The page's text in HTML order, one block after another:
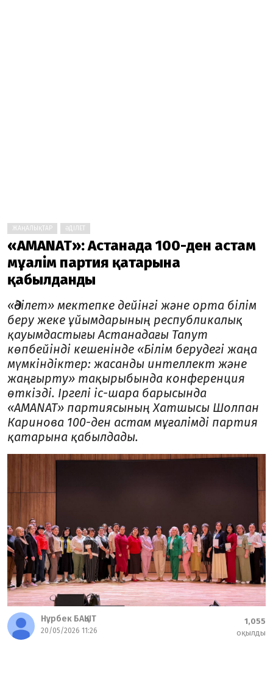
ЖАҢАЛЫҚТАР ӘДІЛЕТ
«AMANAT»: Астанада 100-ден астам
мұғалім партия қатарына
қабылданды
«Әділет» мектепке дейінгі және орта білім
беру жеке ұйымдарының республикалық
қауымдастығы Астанадағы Tanym
көпбейінді кешенінде «Білім берудегі жаңа
мүмкіндіктер: жасанды интеллект және
жаңғырту» тақырыбында конференция
өткізді. Іргелі іс-шара барысында
«AMANAT» партиясының Хатшысы Шолпан
Каринова 100-ден астам мұғалімді партия
қатарына қабылдады.
Нұрбек БАҚЫТ
20/05/2026 11:26
1,055
оқылды